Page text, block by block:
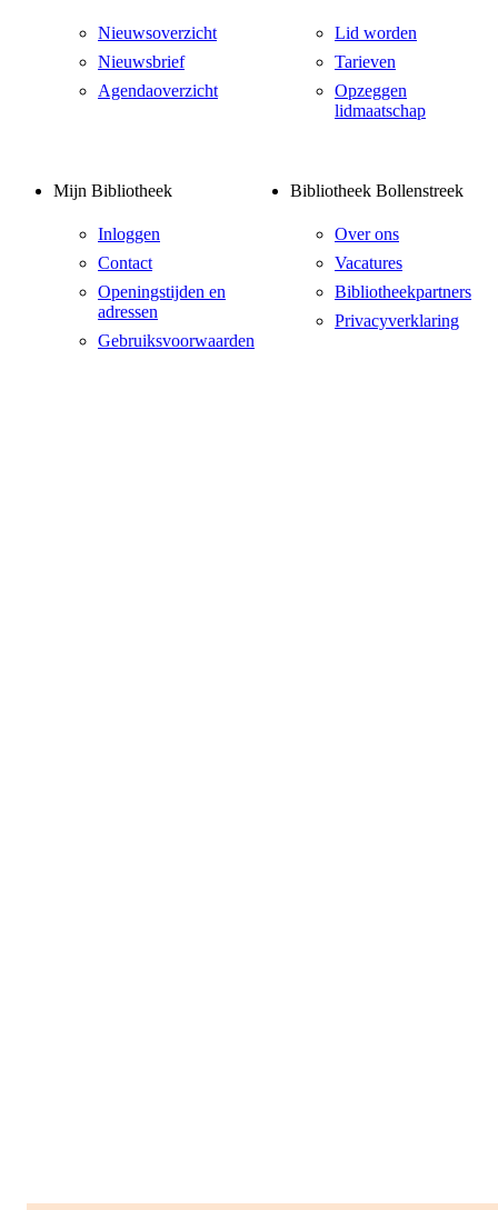
Nieuwsoverzicht
Nieuwsbrief
Agendaoverzicht
Lid worden
Tarieven
Opzeggen
lidmaatschap
Mijn Bibliotheek
Inloggen
Contact
Openingstijden en
adressen
Gebruiksvoorwaarden
Bibliotheek Bollenstreek
Over ons
Vacatures
Bibliotheekpartners
Privacyverklaring